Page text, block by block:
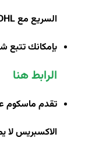
السريع مع
بإمكانك تتبع
الرابط هنا
تقدم ماسكوم
الاكسبريس